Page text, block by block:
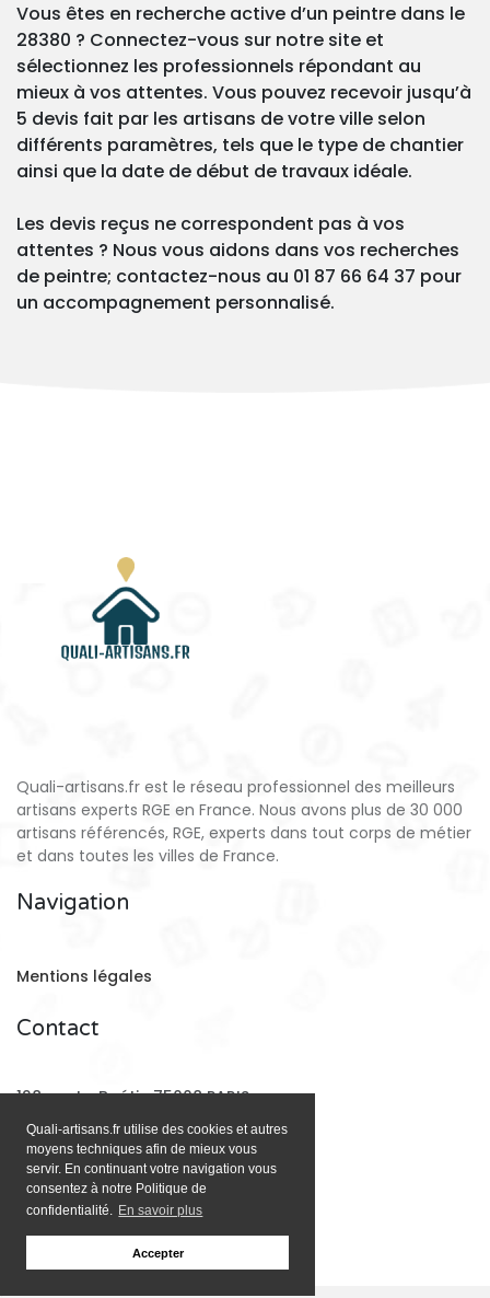
Quali-artisans.fr utilise des cookies et autres
moyens techniques afin de mieux vous
servir. En continuant votre navigation vous
consentez à notre Politique de
confidentialité. En savoir plus
Accepter
Vous êtes en recherche active d’un peintre dans le
28380 ? Connectez-vous sur notre site et
sélectionnez les professionnels répondant au
mieux à vos attentes. Vous pouvez recevoir jusqu’à
5 devis fait par les artisans de votre ville selon
différents paramètres, tels que le type de chantier
ainsi que la date de début de travaux idéale.
Les devis reçus ne correspondent pas à vos
attentes ? Nous vous aidons dans vos recherches
de peintre; contactez-nous au 01 87 66 64 37 pour
un accompagnement personnalisé.
Quali-artisans.fr est le réseau professionnel des meilleurs
artisans experts RGE en France. Nous avons plus de 30 000
artisans référencés, RGE, experts dans tout corps de métier
et dans toutes les villes de France.
Navigation
Mentions légales
Contact
128 rue La Boétie 75008 PARIS
Email: contact@quali-artisans.fr